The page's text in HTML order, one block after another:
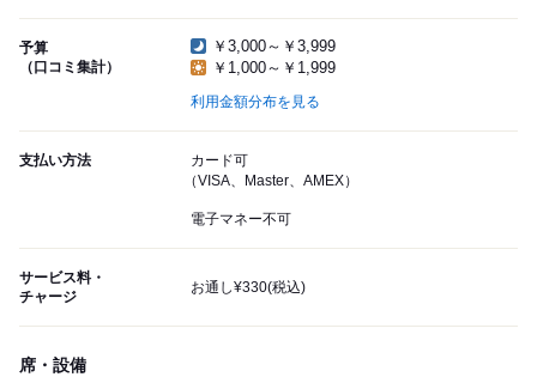
予算
（口コミ集計）
￥3,000～￥3,999
￥1,000～￥1,999
利用金額分布を見る
支払い方法
カード可
（VISA、Master、AMEX）
電子マネー不可
サービス料・
チャージ
お通し¥330(税込)
席・設備